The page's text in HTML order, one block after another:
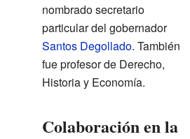
nombrado secretario
particular del gobernador
Santos Degollado. También
fue profesor de Derecho,
Historia y Economía.
Colaboración en la